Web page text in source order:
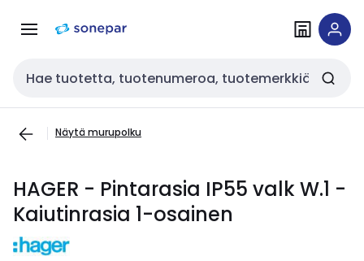
navigointiinsisältöön
Haku
Näytä murupolku
HAGER - Pintarasia IP55 valk W.1 -
Kaiutinrasia 1-osainen